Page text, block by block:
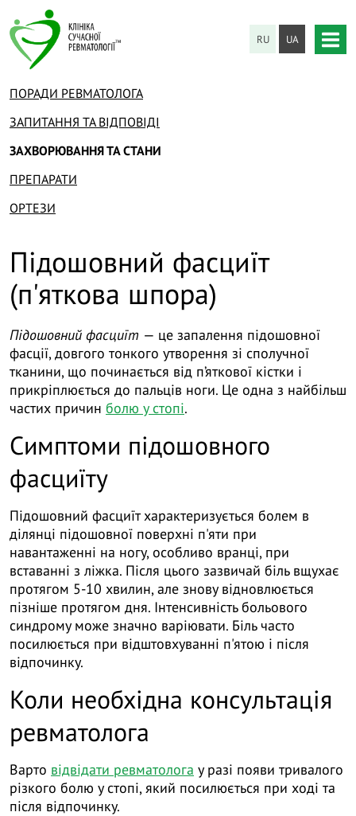
RU UA
ПОРАДИ РЕВМАТОЛОГА
ЗАПИТАННЯ ТА ВІДПОВІДІ
ЗАХВОРЮВАННЯ ТА СТАНИ
ПРЕПАРАТИ
ОРТЕЗИ
Підошовний фасциїт
(п'яткова шпора)
Підошовний фасциїт — це запалення підошовної
фасції, довгого тонкого утворення зі сполучної
тканини, що починається від п’яткової кістки і
прикріплюється до пальців ноги. Це одна з найбільш
частих причин болю у стопі.
Симптоми підошовного
фасциїту
Підошовний фасциїт характеризується болем в
ділянці підошовної поверхні п'яти при
навантаженні на ногу, особливо вранці, при
вставанні з ліжка. Після цього зазвичай біль вщухає
протягом 5-10 хвилин, але знову відновлюється
пізніше протягом дня. Інтенсивність больового
синдрому може значно варіювати. Біль часто
посилюється при відштовхуванні п'ятою і після
відпочинку.
Коли необхідна консультація
ревматолога
Варто відвідати ревматолога у разі появи тривалого
різкого болю у стопі, який посилюється при ході та
після відпочинку.